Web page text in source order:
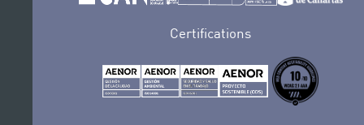
Certifications